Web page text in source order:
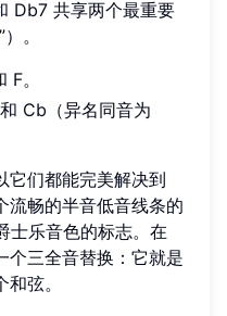
Db7 共享两个最重要
。
。
Cb（异名同音为
它们都能完美解决到
流畅的半音低音线条的
乐音色的标志。在
个三全音替换：它就是
弦。